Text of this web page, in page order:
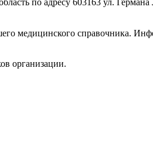
медицинского справочника.
организации.